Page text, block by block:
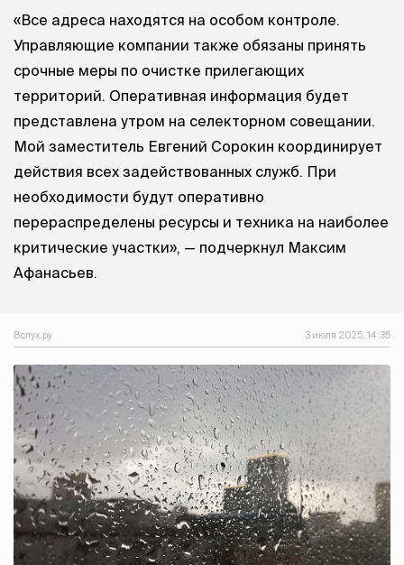
«Все адреса находятся на особом контроле.
Управляющие компании также обязаны принять
срочные меры по очистке прилегающих
территорий. Оперативная информация будет
представлена утром на селекторном совещании.
Мой заместитель Евгений Сорокин координирует
действия всех задействованных служб. При
необходимости будут оперативно
перераспределены ресурсы и техника на наиболее
критические участки», — подчеркнул Максим
Афанасьев.
Вслух.ру 3 июля 2025, 14:35